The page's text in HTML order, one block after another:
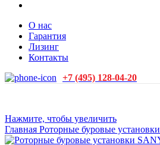
О нас
Гарантия
Лизинг
Контакты
+7 (495) 128-04-20
Нажмите, чтобы увеличить
Главная Роторные буровые установки